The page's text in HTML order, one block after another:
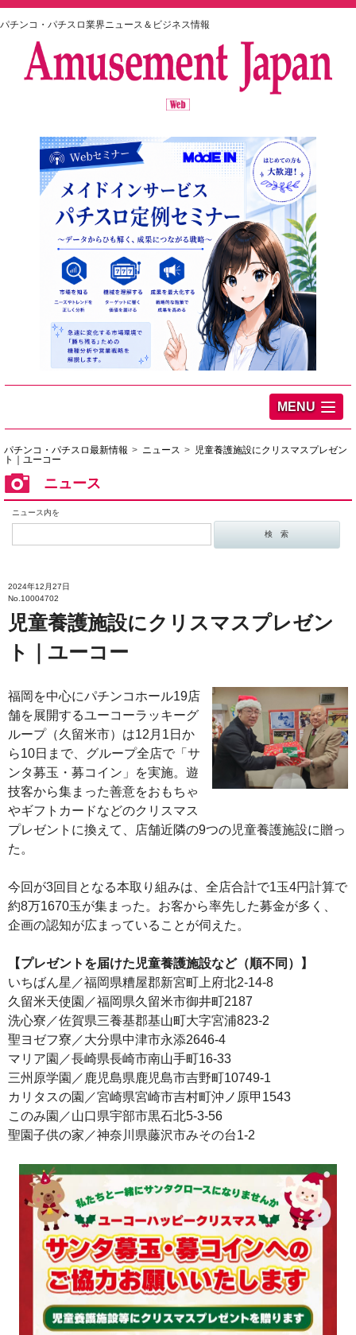
パチンコ・パチスロ業界ニュース＆ビジネス情報
MENU
パチンコ・パチスロ最新情報 ニュース
児童養護施設にクリスマスプレゼン
ト｜ユーコー
ニュース
ニュース内を
2024年12月27日
No.10004702
児童養護施設にクリスマスプレゼン
ト｜ユーコー
福岡を中心にパチンコホール19店
舗を展開するユーコーラッキーグ
ループ（久留米市）は12月1日か
ら10日まで、グループ全店で「サ
ンタ募玉・募コイン」を実施。遊
技客から集まった善意をおもちゃ
やギフトカードなどのクリスマス
プレゼントに換えて、店舗近隣の9つの児童養護施設に贈っ
た。
今回が3回目となる本取り組みは、全店合計で1玉4円計算で
約8万1670玉が集まった。お客から率先した募金が多く、
企画の認知が広まっていることが伺えた。
【プレゼントを届けた児童養護施設など（順不同）】
いちばん星／福岡県糟屋郡新宮町上府北2-14-8
久留米天使園／福岡県久留米市御井町2187
洗心寮／佐賀県三養基郡基山町大字宮浦823-2
聖ヨゼフ寮／大分県中津市永添2646-4
マリア園／長崎県長崎市南山手町16-33
三州原学園／鹿児島県鹿児島市吉野町10749-1
カリタスの園／宮崎県宮崎市吉村町沖ノ原甲1543
このみ園／山口県宇部市黒石北5-3-56
聖園子供の家／神奈川県藤沢市みその台1-2